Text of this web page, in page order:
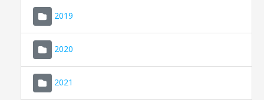
2019
2020
2021